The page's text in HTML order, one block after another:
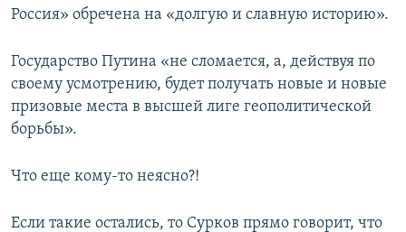
Россия» обречена на «долгую и славную историю».
Государство Путина «не сломается, а, действуя по
своему усмотрению, будет получать новые и новые
призовые места в высшей лиге геополитической
борьбы».
Что еще кому-то неясно?!
Если такие остались, то Сурков прямо говорит, что